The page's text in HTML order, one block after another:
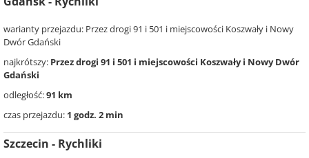
warianty przejazdu: Przez drogi 91 i 501 i miejscowości Koszwały i Nowy
Dwór Gdański
najkrótszy: Przez drogi 91 i 501 i miejscowości Koszwały i Nowy Dwór
Gdański
odległość:91 km
czas przejazdu: 1 godz. 2 min
Szczecin - Rychliki